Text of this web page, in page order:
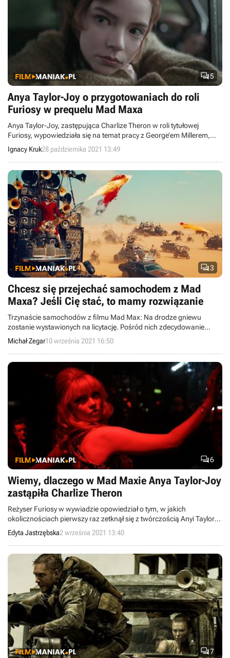
5
Anya Taylor-Joy o przygotowaniach do roli
Furiosy w prequelu Mad Maxa
Anya Taylor-Joy, zastępująca Charlize Theron w roli tytułowej
Furiosy, wypowiedziała się na temat pracy z George’em Millerem,
reżyserem filmu Mad Max: Na drodze gniewu.
Ignacy Kruk28 października 2021 13:49
3
Chcesz się przejechać samochodem z Mad
Maxa? Jeśli Cię stać, to mamy rozwiązanie
Trzynaście samochodów z filmu Mad Max: Na drodze gniewu
zostanie wystawionych na licytację. Pośród nich zdecydowanie
wyróżnia się Interceptor głównego bohatera oraz ciężarówka
skonstruowana z całej masy głośników.
Michał Zegar10 września 2021 16:50
6
Wiemy, dlaczego w Mad Maxie Anya Taylor-Joy
zastąpiła Charlize Theron
Reżyser Furiosy w wywiadzie opowiedział o tym, w jakich
okolicznościach pierwszy raz zetknął się z twórczością Anyi Taylor-
Joy oraz dlaczego zdecydował się zaangażować ją do swojego
filmu.
Edyta Jastrzębska2 września 2021 13:40
7